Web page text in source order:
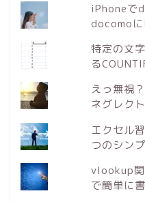
iPhoneで
docomo
特定の文
る
えっ無視
ネグレク
エクセル
つのシン
vlookup関
で簡単に